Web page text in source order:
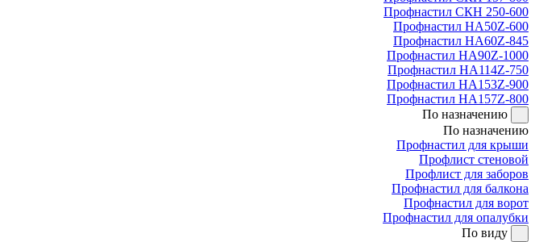
Профнастил СКН 250-600
Профнастил НА50Z-600
Профнастил НА60Z-845
Профнастил НА90Z-1000
Профнастил НА114Z-750
Профнастил НА153Z-900
Профнастил НА157Z-800
По назначению
По назначению
Профнастил для крыши
Профлист стеновой
Профлист для заборов
Профнастил для балкона
Профнастил для ворот
Профнастил для опалубки
По виду